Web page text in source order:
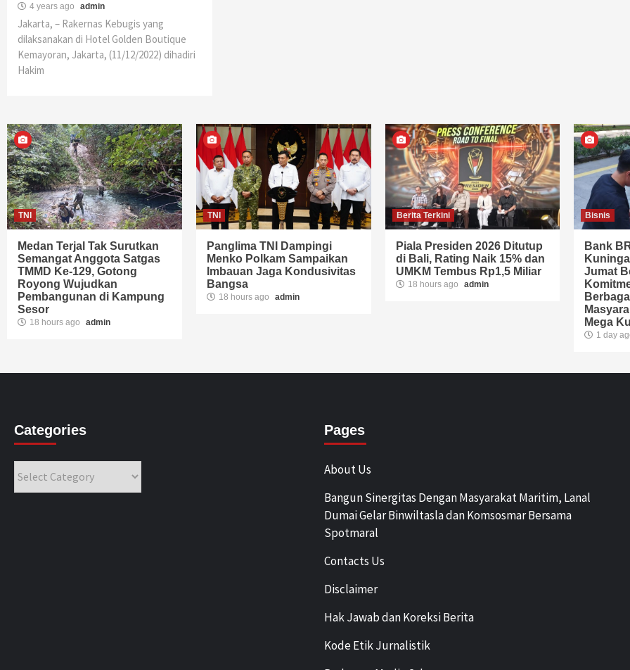
4 years ago admin
Jakarta, – Rakernas Kebugis yang
dilaksanakan di Hotel Golden Boutique
Kemayoran, Jakarta, (11/12/2022) dihadiri
Hakim
TNI
Medan Terjal Tak Surutkan
Semangat Anggota Satgas
TMMD Ke-129, Gotong
Royong Wujudkan
Pembangunan di Kampung
Sesor
18 hours ago admin
TNI
Panglima TNI Dampingi
Menko Polkam Sampaikan
Imbauan Jaga Kondusivitas
Bangsa
18 hours ago admin
Berita Terkini
Piala Presiden 2026 Ditutup
di Bali, Rating Naik 15% dan
UMKM Tembus Rp1,5 Miliar
18 hours ago admin
Bisnis
Bank
Jumat
Mega
1 day
Categories Pages
About Us
Bangun Sinergitas Dengan Masyarakat Maritim, Lanal
Dumai Gelar Binwiltasla dan Komsosmar Bersama
Spotmaral
Contacts Us
Disclaimer
Hak Jawab dan Koreksi Berita
Kode Etik Jurnalistik